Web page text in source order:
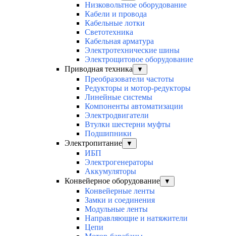
Низковольтное оборудование
Кабели и провода
Кабельные лотки
Светотехника
Кабельная арматура
Электротехнические шины
Электрощитовое оборудование
Приводная техника
▼
Преобразователи частоты
Редукторы и мотор-редукторы
Линейные системы
Компоненты автоматизации
Электродвигатели
Втулки шестерни муфты
Подшипники
Электропитание
▼
ИБП
Электрогенераторы
Аккумуляторы
Конвейерное оборудование
▼
Конвейерные ленты
Замки и соединения
Модульные ленты
Направляющие и натяжители
Цепи